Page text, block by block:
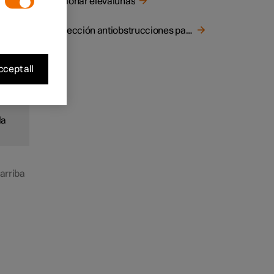
Protección antiobstrucciones para ventanillas
all